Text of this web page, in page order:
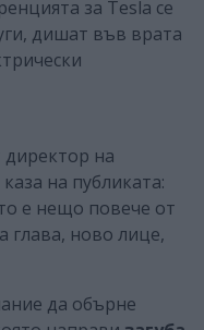
за Tesla се
дишат във врата
директор на
на публиката:
е нещо повече от
глава, ново лице,
да обърне